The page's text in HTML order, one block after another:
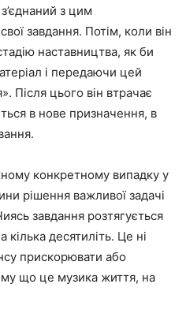
з цим
завдання. Потім, коли він
наставництва, як би
і передаючи цей
Після цього він втрачає
в нове призначення, в
конкретному випадку у
рішення важливої задачі
завдання розтягується
десятиліть. Це ні
прискорювати або
що це музика життя, на